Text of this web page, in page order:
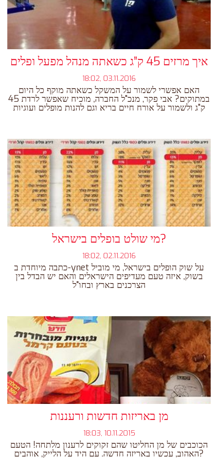
איך מרזים 45 ק”ג כשאתה מנהל מפעל ופלים
18:02, 03.11.2016
האם אפשרי לשמור על המשקל כשאתה מוקף כל היום
במתוקים? אבי פקר, מנכ"ל החברה, מוכיח שאפשר לרדת 45
ק"ג ולשמור על אורח חיים בריא וגם להנות מופלים ועוגיות
מי שולט בופלים בישראל?
18:02, 02.11.2016
כתבה מיוחדת ב-ynet על שוק הופלים בישראל, מי מוביל
בשוק, איזה טעם מעדיפים הישראלים והאם יש הבדל בין
הצרכנים בארץ ובחו"ל
מן באריזות חדשות ורעננות
18:03, 10.11.2015
הכוכבים של מן החליטו שהם זקוקים לרענון מלתחה! הטעם
האהוב, עכשיו באריזה חדשה. עם היד על הלייק, אוהבים?